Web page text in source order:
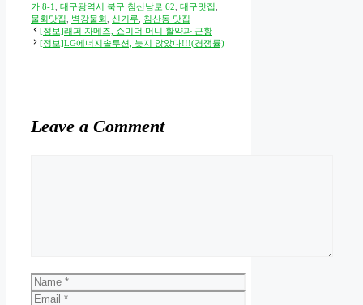
가 8-1
대구광역시 북구 침산남로 62 대구맛집
물회맛집
벽강물회 신기루 침산동 맛집
[정보]래퍼 자메즈, 쇼미더 머니 활약과 근황
[정보]LG에너지솔루션, 늦지 않았다!!!(경쟁률)
Leave a Comment
Name
Email